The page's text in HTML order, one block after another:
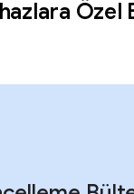
Özel